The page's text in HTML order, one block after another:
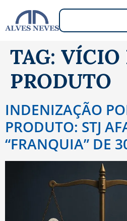
TAG: VÍCIO
PRODUTO
INDENIZAÇÃO
PRODUTO: STJ
“FRANQUIA” DE